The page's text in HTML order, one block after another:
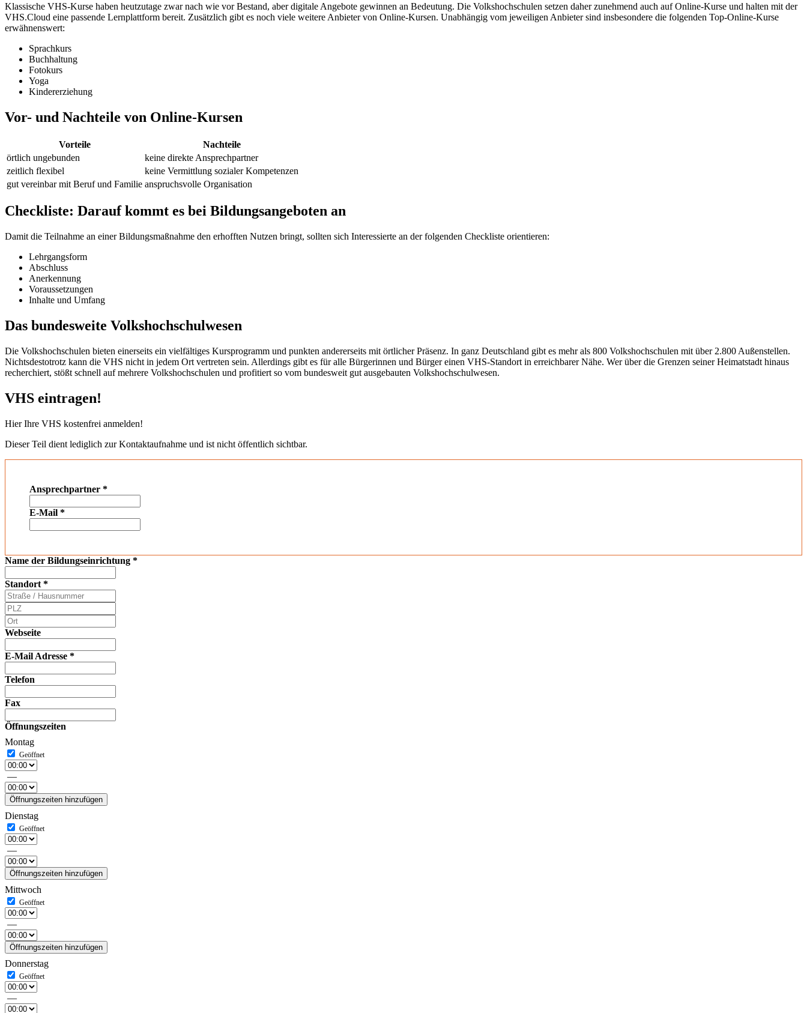
Klassische VHS-Kurse haben heutzutage zwar nach wie vor Bestand, aber digitale Angebote gewinnen an Bedeutung. Die Volkshochschulen setzen daher zunehmend auch auf Online-Kurse und halten mit der
VHS.Cloud eine passende Lernplattform bereit. Zusätzlich gibt es noch viele weitere Anbieter von Online-Kursen. Unabhängig vom jeweiligen Anbieter sind insbesondere die folgenden Top-Online-Kurse
erwähnenswert:
Sprachkurs
Buchhaltung
Fotokurs
Yoga
Kindererziehung
Vor- und Nachteile von Online-Kursen
Vorteile
Nachteile
örtlich ungebunden
keine direkte Ansprechpartner
zeitlich flexibel
keine Vermittlung sozialer Kompetenzen
gut vereinbar mit Beruf und Familie anspruchsvolle Organisation
Checkliste: Darauf kommt es bei Bildungsangeboten an
Damit die Teilnahme an einer Bildungsmaßnahme den erhofften Nutzen bringt, sollten sich Interessierte an der folgenden Checkliste orientieren:
Lehrgangsform
Abschluss
Anerkennung
Voraussetzungen
Inhalte und Umfang
Das bundesweite Volkshochschulwesen
Die Volkshochschulen bieten einerseits ein vielfältiges Kursprogramm und punkten andererseits mit örtlicher Präsenz. In ganz Deutschland gibt es mehr als 800 Volkshochschulen mit über 2.800 Außenstellen.
Nichtsdestotrotz kann die VHS nicht in jedem Ort vertreten sein. Allerdings gibt es für alle Bürgerinnen und Bürger einen VHS-Standort in erreichbarer Nähe. Wer über die Grenzen seiner Heimatstadt hinaus
recherchiert, stößt schnell auf mehrere Volkshochschulen und profitiert so vom bundesweit gut ausgebauten Volkshochschulwesen.
VHS eintragen!
Hier Ihre VHS kostenfrei anmelden!
Dieser Teil dient lediglich zur Kontaktaufnahme und ist nicht öffentlich sichtbar.
Ansprechpartner *
E-Mail *
Name der Bildungseinrichtung *
Standort *
Webseite
E-Mail Adresse *
Telefon
Fax
Öffnungszeiten
Montag
—
Öffnungszeiten hinzufügen
Dienstag
—
Öffnungszeiten hinzufügen
Mittwoch
—
Öffnungszeiten hinzufügen
Donnerstag
—